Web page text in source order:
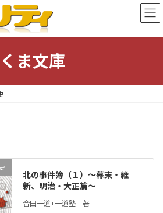
くま文庫
北の事件簿（１）～幕末・維
新、明治・大正篇～
合田一道+一道塾 著